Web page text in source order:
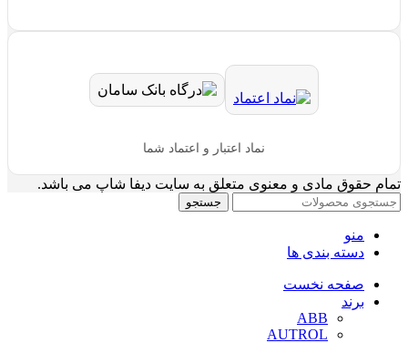
نماد اعتبار و اعتماد شما
تمام حقوق مادی و معنوی متعلق به سایت دیفا شاپ می باشد.
جستجو
منو
دسته بندی ها
صفحه نخست
برند
ABB
AUTROL